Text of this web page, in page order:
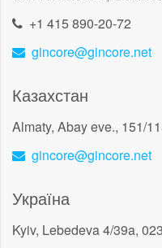
+1 415 890-20-72
gincore@gincore.net
Казахстан
Almaty, Abay eve., 151/
gincore@gincore.net
Україна
Kyiv, Lebedeva 4/39a,